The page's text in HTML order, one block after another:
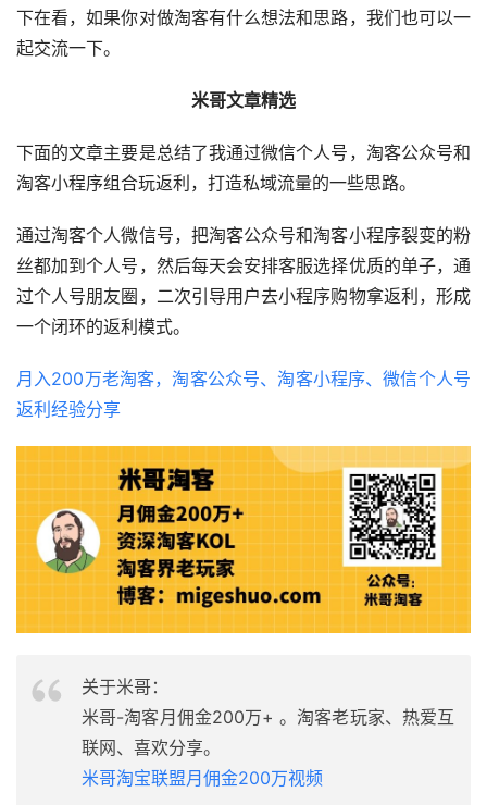
下在看，如果你对做淘客有什么想法和思路，我们也可以一
起交流一下。
米哥文章精选
下面的文章主要是总结了我通过微信个人号，淘客公众号和
淘客小程序组合玩返利，打造私域流量的一些思路。
通过淘客个人微信号，把淘客公众号和淘客小程序裂变的粉
丝都加到个人号，然后每天会安排客服选择优质的单子，通
过个人号朋友圈，二次引导用户去小程序购物拿返利，形成
一个闭环的返利模式。
月入200万老淘客，淘客公众号、淘客小程序、微信个人号
返利经验分享
关于米哥：
米哥-淘客月佣金200万+ 。淘客老玩家、热爱互
联网、喜欢分享。
米哥淘宝联盟月佣金200万视频